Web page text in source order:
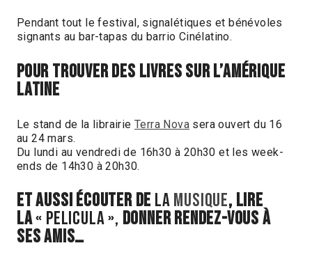
Pendant tout le festival, signalétiques et bénévoles
signants au bar-tapas du barrio Cinélatino.
POUR TROUVER DES LIVRES SUR L’AMÉRIQUE
LATINE
Le stand de la librairie Terra Nova sera ouvert du 16
au 24 mars.
Du lundi au vendredi de 16h30 à 20h30 et les week-
ends de 14h30 à 20h30.
ET AUSSI ÉCOUTER DE LAMUSIQUE, LIRE
LA« PELICULA », DONNER RENDEZ-VOUS À
SES AMIS…